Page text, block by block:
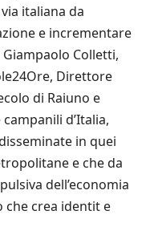
italiana da
e incrementare
Colletti,
Direttore
di Raiuno e
d’Italia,
in quei
e che da
dell’economia
crea identit e